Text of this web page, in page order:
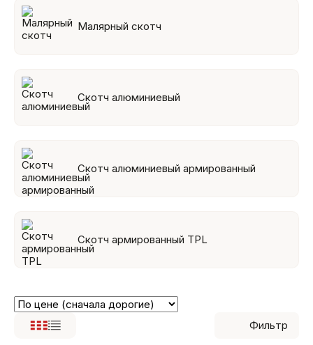
Малярный скотч
Скотч алюминиевый
Скотч алюминиевый армированный
Скотч армированный TPL
Фильтр